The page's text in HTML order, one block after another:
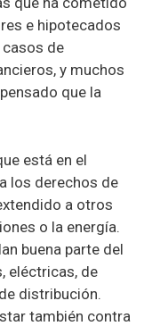
e hipotecados
casos de
y muchos
que la
está en el
los derechos de
a otros
o la energía.
buena parte del
eléctricas, de
distribución.
también contra